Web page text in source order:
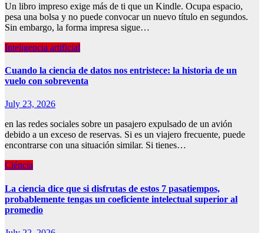
Un libro impreso exige más de ti que un Kindle. Ocupa espacio,
pesa una bolsa y no puede convocar un nuevo título en segundos.
Sin embargo, la forma impresa sigue…
Inteligencia artificial
Cuando la ciencia de datos nos entristece: la historia de un
vuelo con sobreventa
July 23, 2026
en las redes sociales sobre un pasajero expulsado de un avión
debido a un exceso de reservas. Si es un viajero frecuente, puede
encontrarse con una situación similar. Si tienes…
Ciéncia
La ciencia dice que si disfrutas de estos 7 pasatiempos,
probablemente tengas un coeficiente intelectual superior al
promedio